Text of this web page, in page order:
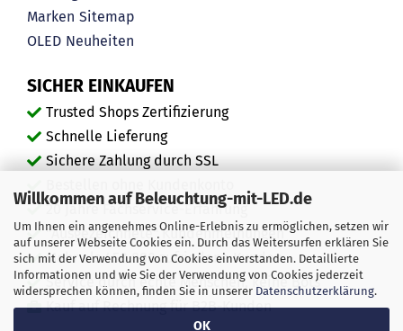
Willkommen auf Beleuchtung-mit-LED.de
Um Ihnen ein angenehmes Online-Erlebnis zu ermöglichen, setzen wir
auf unserer Webseite Cookies ein. Durch das Weitersurfen erklären Sie
sich mit der Verwendung von Cookies einverstanden. Detaillierte
Informationen und wie Sie der Verwendung von Cookies jederzeit
widersprechen können, finden Sie in unserer Datenschutzerklärung.
OK
Marken Sitemap
OLED Neuheiten
SICHER EINKAUFEN
Trusted Shops Zertifizierung
Schnelle Lieferung
Sichere Zahlung durch SSL
20 Jahre Fachservice-Erfahrung
"Ausgezeichnete" Kundenmeinungen
Mehr als 450.000 zufriedene Kunden
Service durch echte Menschen, keine Bots
Kauf auf Rechnung für B2B-Kunden